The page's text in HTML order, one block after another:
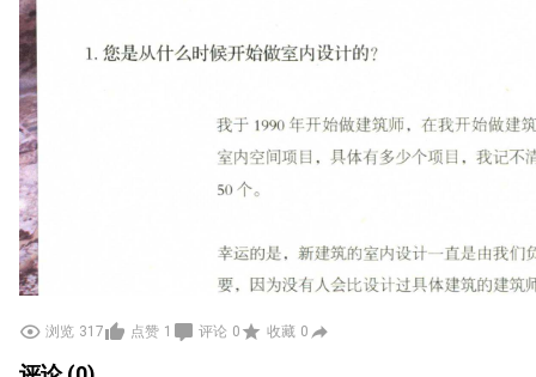
浏览 317 点赞 1 评论 0 收藏 0